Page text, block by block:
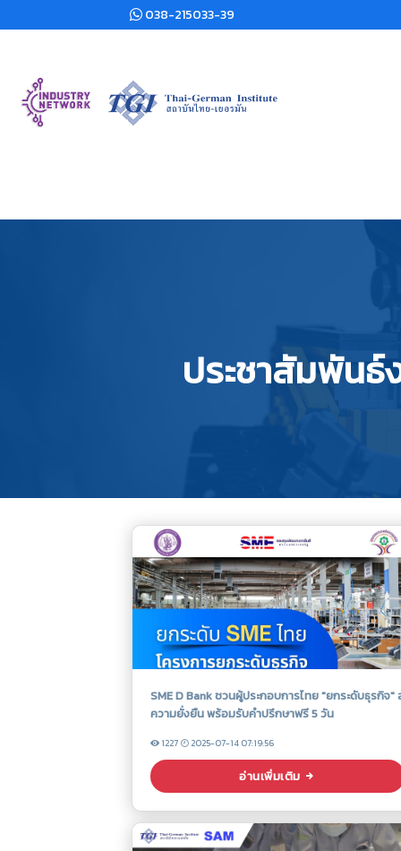
038-215033-39
ประชาสัมพัน
SME D Bank ชวนผู้ประกอบการไทย "ยกระดับธุรกิจ"
ความยั่งยืน พร้อมรับคำปรึกษาฟรี 5 วัน
1227 2025-07-14 07:19:56
อ่านเพิ่มเติม